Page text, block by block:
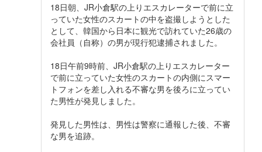
18日朝、JR小倉駅の上りエスカレーターで前に立
っていた女性のスカートの中を盗撮しようとした
として、韓国から日本に観光で訪れていた26歳の
会社員（自称）の男が現行犯逮捕されました。
18日午前9時前、JR小倉駅の上りエスカレーター
で前に立っていた女性のスカートの内側にスマー
トフォンを差し入れる不審な男を後ろに立ってい
た男性が発見しました。
発見した男性は、男性は警察に通報した後、不審
な男を追跡。